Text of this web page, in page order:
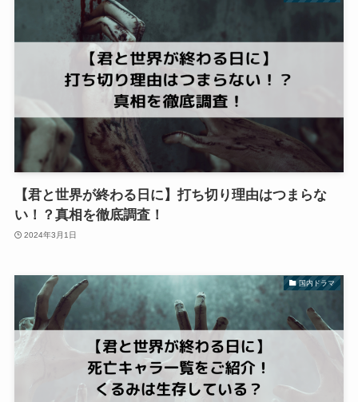
【君と世界が終わる日に】打ち切り理由はつまらな
い！？真相を徹底調査！
2024年3月1日
国内ドラマ